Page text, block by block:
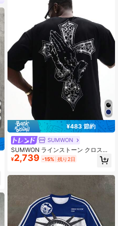
¥483 節約
SUMWON
SUMWON ラインストーン クロス装
飾付きクロップフィットTシャツ カ
ジュアルストリートウェアファッシ
¥2,739 -15% 残り2日